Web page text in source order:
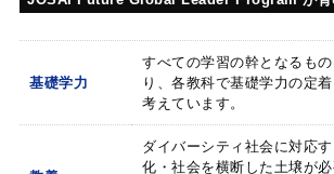
基礎学力
すべての学習の幹となるも
り、各教科で基礎学力の定
考えています。
ダイバーシティ社会に対応
化・社会を横断した土壌が